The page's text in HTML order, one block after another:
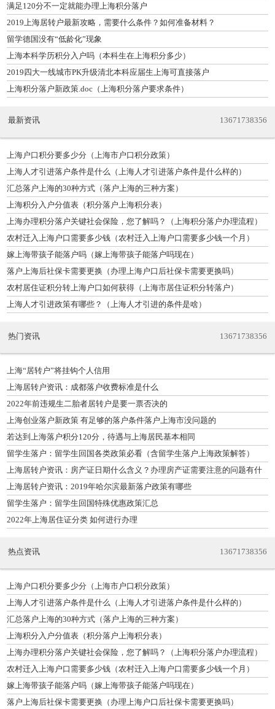
满足120分不一定就能办理上海积分落户
2019上海居转户最新攻略，需要什么条件？如何准备材料？
留学德国没有“低龄化”现象
上海本科学历积分入户吗（本科生在上海积分多少）
2019四大一线城市PK升级清北本科应届生上海可直接落户
上海积分落户新政策.doc（上海积分落户要求条件）
最新资讯 13671738356
上海户口积分要多少分（上海市户口积分政策）
上海人才引进落户条件是什么（上海人才引进落户条件是什么样的）
汇总落户上海的30种方式（落户上海的三种方案）
上海积分入户分值表（积分落户上海积分表）
上海办理积分落户关键社会保险，您了解吗？（上海积分落户办理流程）
农村迁入上海户口需要多少钱（农村迁入上海户口需要多少钱一个月）
嫁上海带孩子能落户吗（嫁上海带孩子能落户吗现在）
落户上海后社保卡需要更换（办理上海户口后社保卡需要更换吗）
农村居住证积分转上海户口如何获得（上海市居住证积分转落户）
上海人才引进政策有哪些？（上海人才引进的条件是啥）
热门资讯 13671738356
上海“居转户”将挂钩个人信用
上海居转户资讯：成都落户收费标准是什么
2022年前违规生二胎者居转户是要一票否决的
上海创业落户新政策 有足够的落户条件落户上海市没问题的
若达到上海落户积分120分，待遇与上海居民基本相同
留学生落户：留学生回国各类政策必看（含留学生落户上海政策解答）
上海居转户资讯：房产证日期什么含义？办理房产证需要注意的问题有什
么
上海居转户资讯：2019年哈尔滨最新落户政策有哪些
留学生落户：留学生回国特殊优惠政策汇总
2022年上海居住证分类 如何进行办理
热点资讯 13671738356
上海户口积分要多少分（上海市户口积分政策）
上海人才引进落户条件是什么（上海人才引进落户条件是什么样的）
汇总落户上海的30种方式（落户上海的三种方案）
上海积分入户分值表（积分落户上海积分表）
上海办理积分落户关键社会保险，您了解吗？（上海积分落户办理流程）
农村迁入上海户口需要多少钱（农村迁入上海户口需要多少钱一个月）
嫁上海带孩子能落户吗（嫁上海带孩子能落户吗现在）
落户上海后社保卡需要更换（办理上海户口后社保卡需要更换吗）